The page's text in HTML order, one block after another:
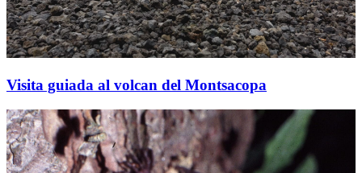
Visita guiada al volcan del Montsacopa